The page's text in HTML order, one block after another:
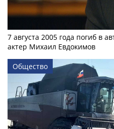
7 августа 2005 года погиб в
актер Михаил Евдокимов
Общество